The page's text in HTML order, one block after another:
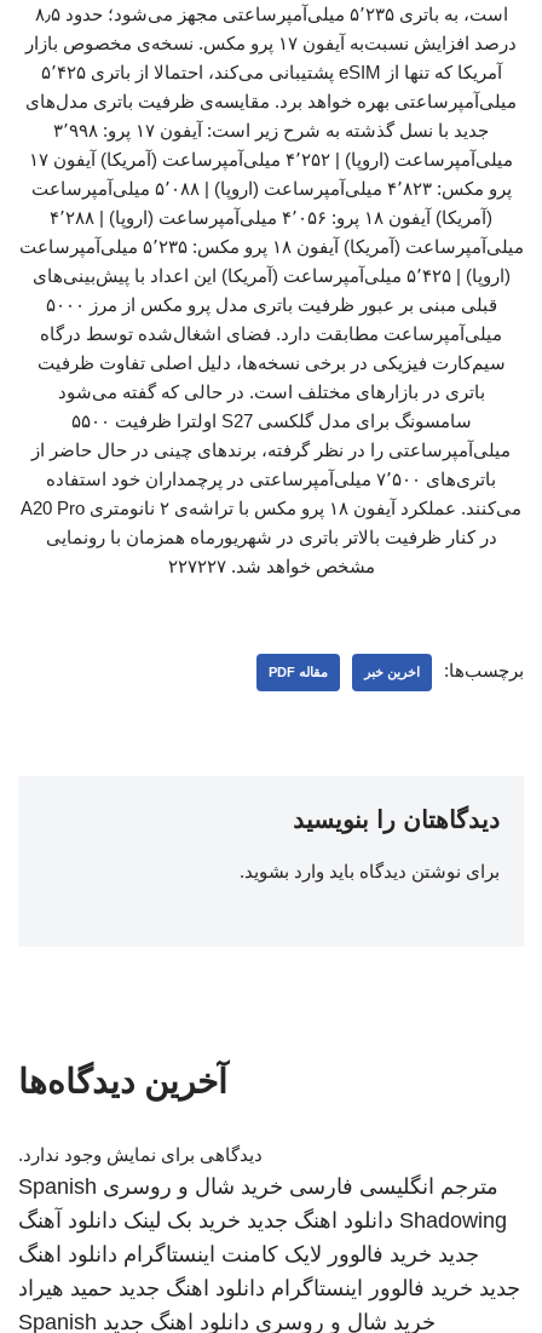
است، به باتری ۵٬۲۳۵ میلی‌آمپرساعتی مجهز می‌شود؛ حدود ۸٫۵
درصد افزایش نسبت‌به آیفون ۱۷ پرو مکس. نسخه‌ی مخصوص بازار
آمریکا که تنها از eSIM پشتیبانی می‌کند، احتمالا از باتری ۵٬۴۲۵
میلی‌آمپرساعتی بهره خواهد برد. مقایسه‌ی ظرفیت باتری مدل‌های
جدید با نسل گذشته به شرح زیر است: آیفون ۱۷ پرو: ۳٬۹۹۸
میلی‌آمپرساعت (اروپا) | ۴٬۲۵۲ میلی‌آمپرساعت (آمریکا) آیفون ۱۷
پرو مکس: ۴٬۸۲۳ میلی‌آمپرساعت (اروپا) | ۵٬۰۸۸ میلی‌آمپرساعت
(آمریکا) آیفون ۱۸ پرو: ۴٬۰۵۶ میلی‌آمپرساعت (اروپا) | ۴٬۲۸۸
میلی‌آمپرساعت (آمریکا) آیفون ۱۸ پرو مکس: ۵٬۲۳۵ میلی‌آمپرساعت
(اروپا) | ۵٬۴۲۵ میلی‌آمپرساعت (آمریکا) این اعداد با پیش‌بینی‌های
قبلی مبنی بر عبور ظرفیت باتری مدل پرو مکس از مرز ۵۰۰۰
میلی‌آمپرساعت مطابقت دارد. فضای اشغال‌شده توسط درگاه
سیم‌کارت فیزیکی در برخی نسخه‌ها، دلیل اصلی تفاوت ظرفیت
باتری در بازارهای مختلف است. در حالی که گفته می‌شود
سامسونگ برای مدل گلکسی S27 اولترا ظرفیت ۵۵۰۰
میلی‌آمپرساعتی را در نظر گرفته، برندهای چینی در حال حاضر از
باتری‌های ۷٬۵۰۰ میلی‌آمپرساعتی در پرچمداران خود استفاده
می‌کنند. عملکرد آیفون ۱۸ پرو مکس با تراشه‌ی ۲ نانومتری A20 Pro
در کنار ظرفیت بالاتر باتری در شهریورماه همزمان با رونمایی
مشخص خواهد شد. ۲۲۷۲۲۷
برچسب‌ها: اخرین خبر مقاله PDF
دیدگاهتان را بنویسید
برای نوشتن دیدگاه باید وارد بشوید.
آخرین دیدگاه‌ها
دیدگاهی برای نمایش وجود ندارد.
مترجم انگلیسی فارسی خرید شال و روسری Spanish
Shadowing دانلود اهنگ جدید خرید بک لینک دانلود آهنگ
جدید خرید فالوور لایک کامنت اینستاگرام دانلود اهنگ
جدید خرید فالوور اینستاگرام دانلود اهنگ جدید حمید هیراد
خرید شال و روسری دانلود اهنگ جدید Spanish